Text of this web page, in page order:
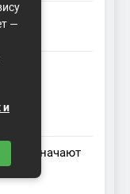
что означают
—
и